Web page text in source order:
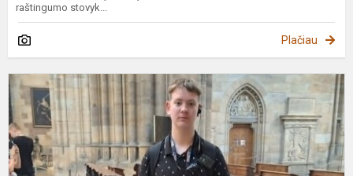
raštingumo stovyk...
Plačiau